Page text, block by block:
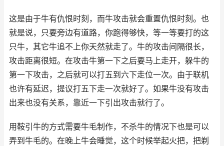
这是由于牛有仇恨时刻，而牛攻击就会重置仇恨时刻。也
就是说，只要旁边有道路，你跑得够快，等一等要打的这
只牛，其它牛追不上你天然就走了。牛的攻击间隔很长，
攻击距离很短。在攻击牛第一下之后要马上走开，躲牛的
第一下攻击，之后就可以打五到六下走位一次。由于联机
也许有延迟，提议打五下走一次就好了。如果牛没有攻击
出来也没有关系，靠近一下引出攻击就行了。
用鞍引牛的方式需要牛毛制作，不杀牛的情况下也是可以
弄到牛毛的。在晚上牛会睡觉，这个时候举起火把，把剃